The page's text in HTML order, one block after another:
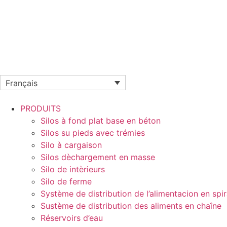
Français
PRODUITS
Silos à fond plat base en béton
Silos su pieds avec trémies
Silo à cargaison
Silos dèchargement en masse
Silo de intèrieurs
Silo de ferme
Système de distribution de l’alimentacion en
Sustème de distribution des aliments en chaîne
Réservoirs d’eau